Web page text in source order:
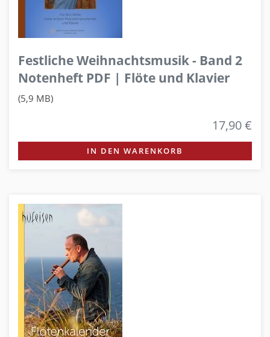
Festliche Weihnachtsmusik - Band 2
Notenheft PDF | Flöte und Klavier
(5,9 MB)
17,90 €
IN DEN WARENKORB